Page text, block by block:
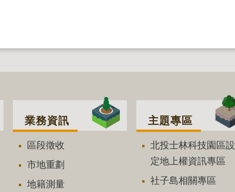
業務資訊
區段徵收
市地重劃
地籍測量
主題專區
北投士林科技園區設
定地上權資訊專區
社子島相關專區